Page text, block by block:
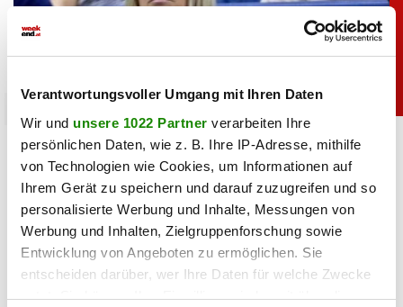
Verantwortungsvoller Umgang mit Ihren Daten
Wir und unsere 1022 Partner verarbeiten Ihre
persönlichen Daten, wie z. B. Ihre IP-Adresse, mithilfe
von Technologien wie Cookies, um Informationen auf
Ihrem Gerät zu speichern und darauf zuzugreifen und so
personalisierte Werbung und Inhalte, Messungen von
Werbung und Inhalten, Zielgruppenforschung sowie
Entwicklung von Angeboten zu ermöglichen. Sie
entscheiden darüber, wer Ihre Daten für welche Zwecke
nutzt. Sie können Ihre Einwilligung jederzeit über die
Heiß: Lindsey Vonn zeigt Traumfigur im Urlaub
06.08.2026 UM 09:28,JOVANA BOROJEVIC
Lindsey Vonn begeistert mit einem neuen Urlaubsfoto. Im
roten Bikini zeigt die Ski-Legende ihre Traumfigur und
genießt entspannte Stunden am Meer.